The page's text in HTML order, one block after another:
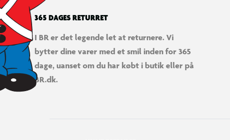
365 DAGES RETURRET
I BR er det legende let at returnere. Vi
bytter dine varer med et smil inden for 365
dage, uanset om du har købt i butik eller på
BR.dk.